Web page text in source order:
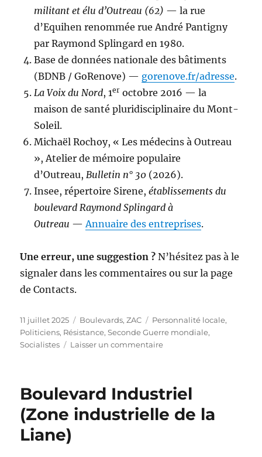
militant et élu d’Outreau (62) — la rue
d’Equihen renommée rue André Pantigny
par Raymond Splingard en 1980.
Base de données nationale des bâtiments
(BDNB / GoRenove) — gorenove.fr/adresse.
La Voix du Nord, 1er octobre 2016 — la
maison de santé pluridisciplinaire du Mont-
Soleil.
Michaël Rochoy, « Les médecins à Outreau
», Atelier de mémoire populaire
d’Outreau, Bulletin n° 30 (2026).
Insee, répertoire Sirene,établissements du
boulevard Raymond Splingard à
Outreau — Annuaire des entreprises.
Une erreur, une suggestion ? N’hésitez pas à le
signaler dans les commentaires ou sur la page
de Contacts.
Publié
le
11 juillet 2025 Catégories
Boulevards,ZAC Étiquettes
Personnalité locale,
Politiciens, Résistance,Seconde Guerre mondiale,
Socialistes
Laisser un commentairesur
Boulevard Industriel
(Zone industrielle de la
Liane)